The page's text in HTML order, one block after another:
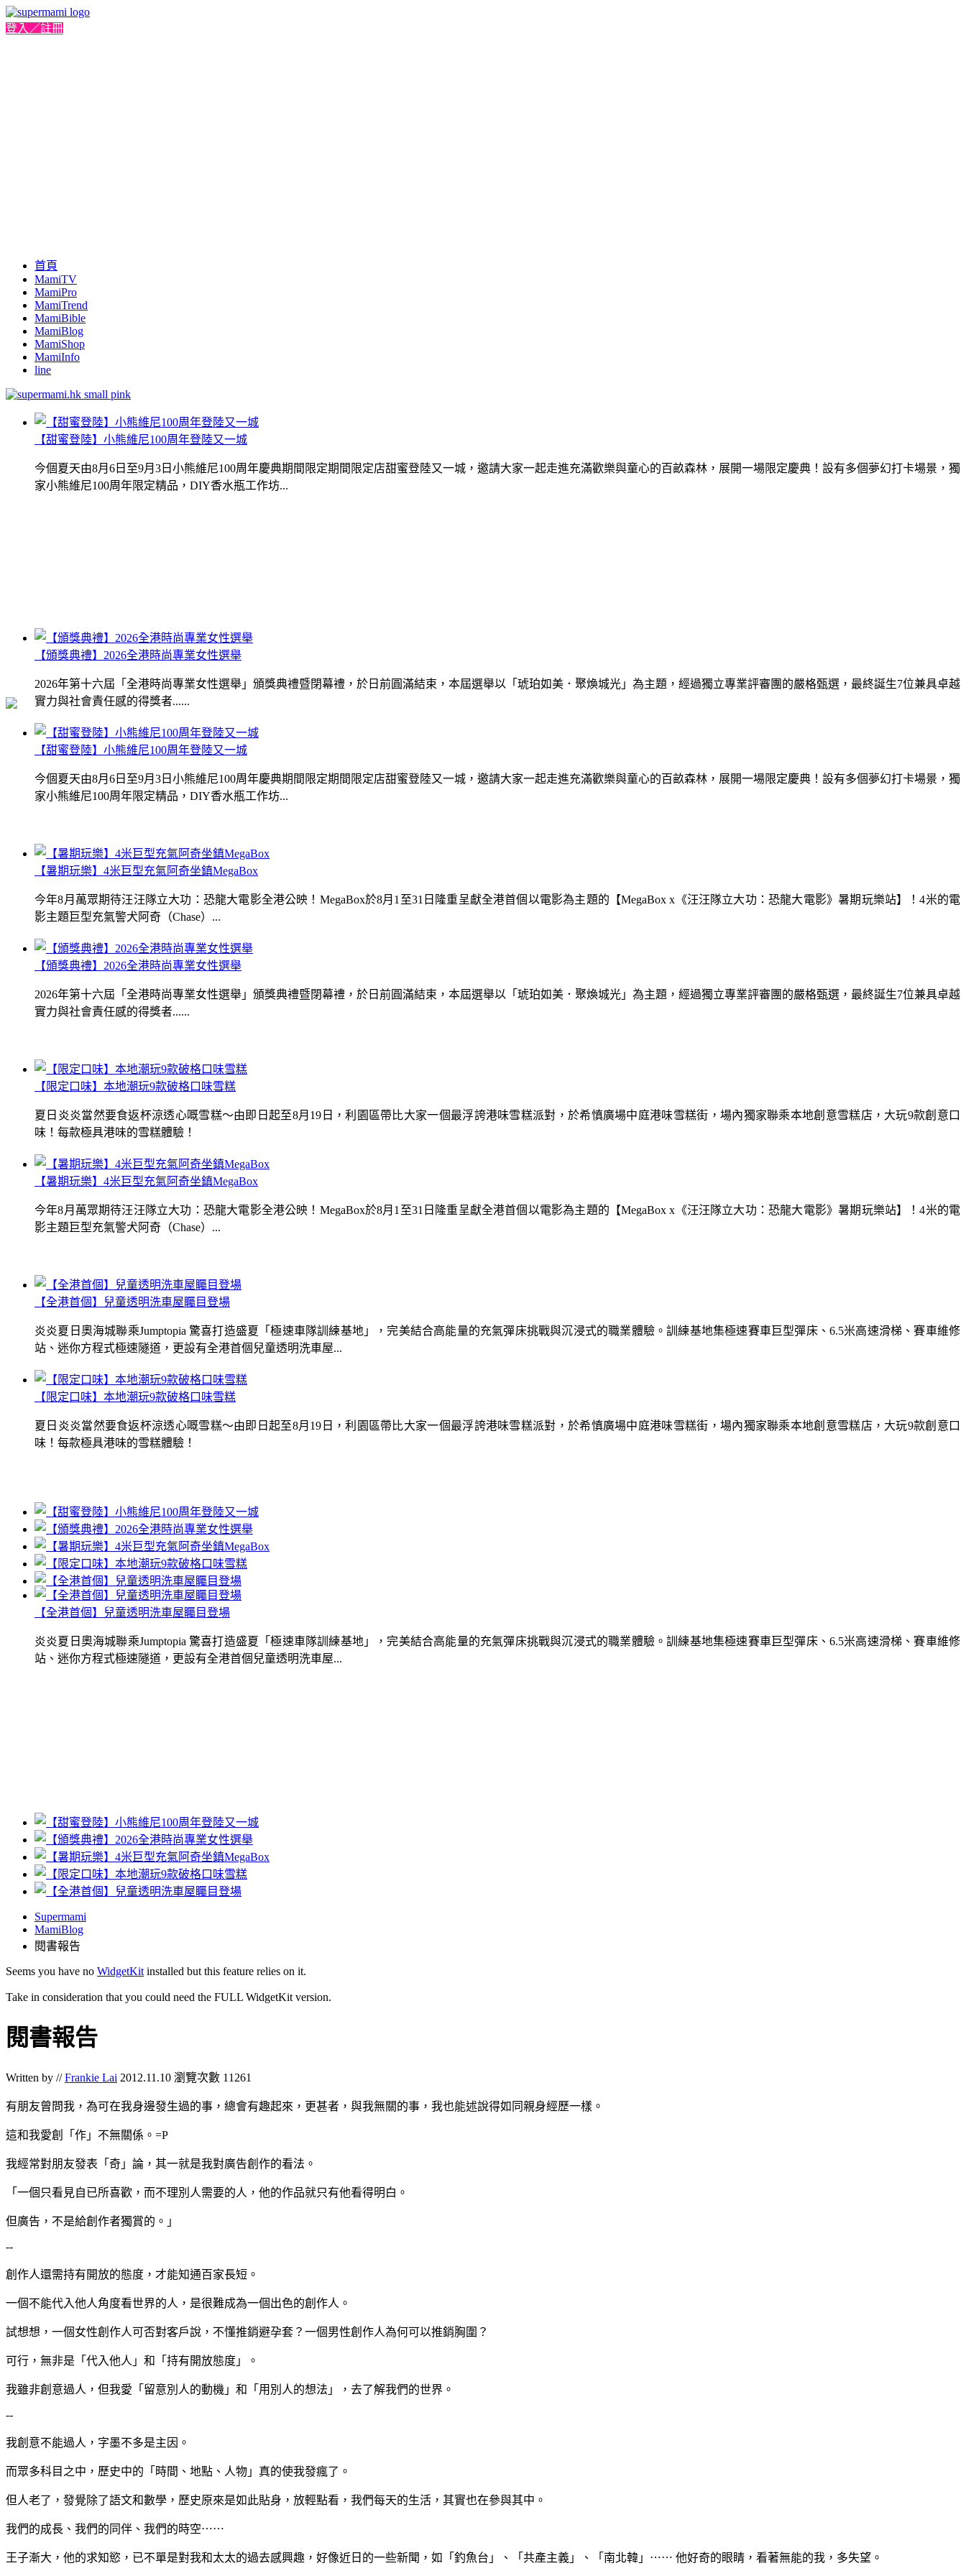
登入／註冊
首頁
MamiTV
MamiPro
MamiTrend
MamiBible
MamiBlog
MamiShop
MamiInfo
line
【甜蜜登陸】小熊維尼100周年登陸又一城
今個夏天由8月6日至9月3日小熊維尼100周年慶典期間限定期間限定店甜蜜登陸又一城，邀請大家一起走進充滿歡樂與童心的百畝森林，展開一場限定慶典！設有多個夢幻打卡場景，獨
家小熊維尼100周年限定精品，DIY香水瓶工作坊...
【頒獎典禮】2026全港時尚專業女性選舉
2026年第十六屆「全港時尚專業女性選舉」頒獎典禮暨閉幕禮，於日前圓滿結束，本屆選舉以「琥珀如美．聚煥城光」為主題，經過獨立專業評審團的嚴格甄選，最終誕生7位兼具卓越
實力與社會責任感的得獎者......
【暑期玩樂】4米巨型充氣阿奇坐鎮MegaBox
今年8月萬眾期待汪汪隊立大功：恐龍大電影全港公映！MegaBox於8月1至31日隆重呈獻全港首個以電影為主題的【MegaBox x《汪汪隊立大功：恐龍大電影》暑期玩樂站】！4米的電
影主題巨型充氣警犬阿奇（Chase）...
【限定口味】本地潮玩9款破格口味雪糕
夏日炎炎當然要食返杯涼透心嘅雪糕～由即日起至8月19日，利園區帶比大家一個最浮誇港味雪糕派對，於希慎廣場中庭港味雪糕街，場內獨家聯乘本地創意雪糕店，大玩9款創意口
味！每款極具港味的雪糕體驗！
【全港首個】兒童透明洗車屋矚目登場
炎炎夏日奧海城聯乘Jumptopia 驚喜打造盛夏「極速車隊訓練基地」，完美結合高能量的充氣彈床挑戰與沉浸式的職業體驗。訓練基地集極速賽車巨型彈床、6.5米高速滑梯、賽車維修
站、迷你方程式極速隧道，更設有全港首個兒童透明洗車屋...
【甜蜜登陸】小熊維尼100周年登陸又一城
今個夏天由8月6日至9月3日小熊維尼100周年慶典期間限定期間限定店甜蜜登陸又一城，邀請大家一起走進充滿歡樂與童心的百畝森林，展開一場限定慶典！設有多個夢幻打卡場景，獨
家小熊維尼100周年限定精品，DIY香水瓶工作坊...
【頒獎典禮】2026全港時尚專業女性選舉
2026年第十六屆「全港時尚專業女性選舉」頒獎典禮暨閉幕禮，於日前圓滿結束，本屆選舉以「琥珀如美．聚煥城光」為主題，經過獨立專業評審團的嚴格甄選，最終誕生7位兼具卓越
實力與社會責任感的得獎者......
【暑期玩樂】4米巨型充氣阿奇坐鎮MegaBox
今年8月萬眾期待汪汪隊立大功：恐龍大電影全港公映！MegaBox於8月1至31日隆重呈獻全港首個以電影為主題的【MegaBox x《汪汪隊立大功：恐龍大電影》暑期玩樂站】！4米的電
影主題巨型充氣警犬阿奇（Chase）...
【限定口味】本地潮玩9款破格口味雪糕
夏日炎炎當然要食返杯涼透心嘅雪糕～由即日起至8月19日，利園區帶比大家一個最浮誇港味雪糕派對，於希慎廣場中庭港味雪糕街，場內獨家聯乘本地創意雪糕店，大玩9款創意口
味！每款極具港味的雪糕體驗！
【全港首個】兒童透明洗車屋矚目登場
炎炎夏日奧海城聯乘Jumptopia 驚喜打造盛夏「極速車隊訓練基地」，完美結合高能量的充氣彈床挑戰與沉浸式的職業體驗。訓練基地集極速賽車巨型彈床、6.5米高速滑梯、賽車維修
站、迷你方程式極速隧道，更設有全港首個兒童透明洗車屋...
Supermami
MamiBlog
閱書報告
Seems you have no WidgetKit installed but this feature relies on it.
Take in consideration that you could need the FULL WidgetKit version.
閱書報告
Written by //Frankie Lai 2012.11.10 瀏覽次數 11261
有朋友曾問我，為可在我身邊發生過的事，總會有趣起來，更甚者，與我無關的事，我也能述說得如同親身經歷一樣。
這和我愛創「作」不無關係。=P
我經常對朋友發表「奇」論，其一就是我對廣告創作的看法。
「一個只看見自已所喜歡，而不理別人需要的人，他的作品就只有他看得明白。
但廣告，不是給創作者獨賞的。」
--
創作人還需持有開放的態度，才能知通百家長短。
一個不能代入他人角度看世界的人，是很難成為一個出色的創作人。
試想想，一個女性創作人可否對客戶說，不懂推銷避孕套？一個男性創作人為何可以推銷胸圍？
可行，無非是「代入他人」和「持有開放態度」。
我雖非創意過人，但我愛「留意別人的動機」和「用別人的想法」，去了解我們的世界。
--
我創意不能過人，字墨不多是主因。
而眾多科目之中，歷史中的「時間、地點、人物」真的使我發瘋了。
但人老了，發覺除了語文和數學，歷史原來是如此貼身，放輕點看，我們每天的生活，其實也在參與其中。
我們的成長、我們的同伴、我們的時空⋯⋯
王子漸大，他的求知慾，已不單是對我和太太的過去感興趣，好像近日的一些新聞，如「釣魚台」、「共產主義」、「南北韓」⋯⋯ 他好奇的眼睛，看著無能的我，多失望。